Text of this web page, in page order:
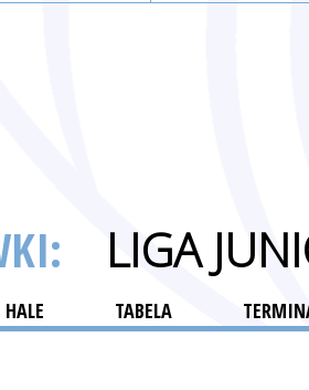
LIGA
HALE TABELA